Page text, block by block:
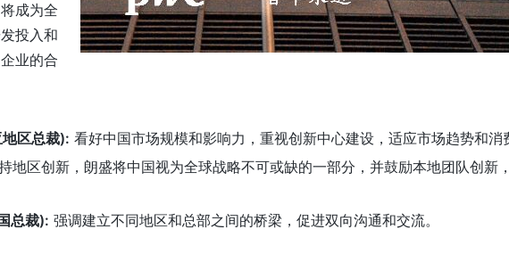
成为全
投入和
业的合
区总裁): 看好中国市场规模和影响力，重视创新中心建设，适应市场趋势和消
地区创新，朗盛将中国视为全球战略不可或缺的一部分，并鼓励本地团队创新
总裁): 强调建立不同地区和总部之间的桥梁，促进双向沟通和交流。